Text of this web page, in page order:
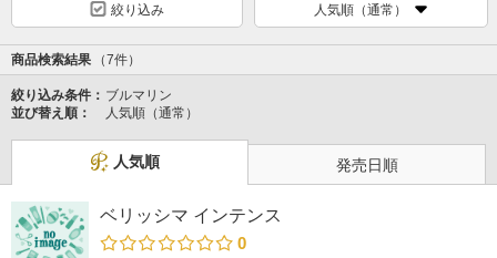
絞り込み 人気順（通常）
商品検索結果 （7件）
絞り込み条件： ブルマリン
並び替え順：
人気順（通常）
人気順 発売日順
ベリッシマ インテンス
0